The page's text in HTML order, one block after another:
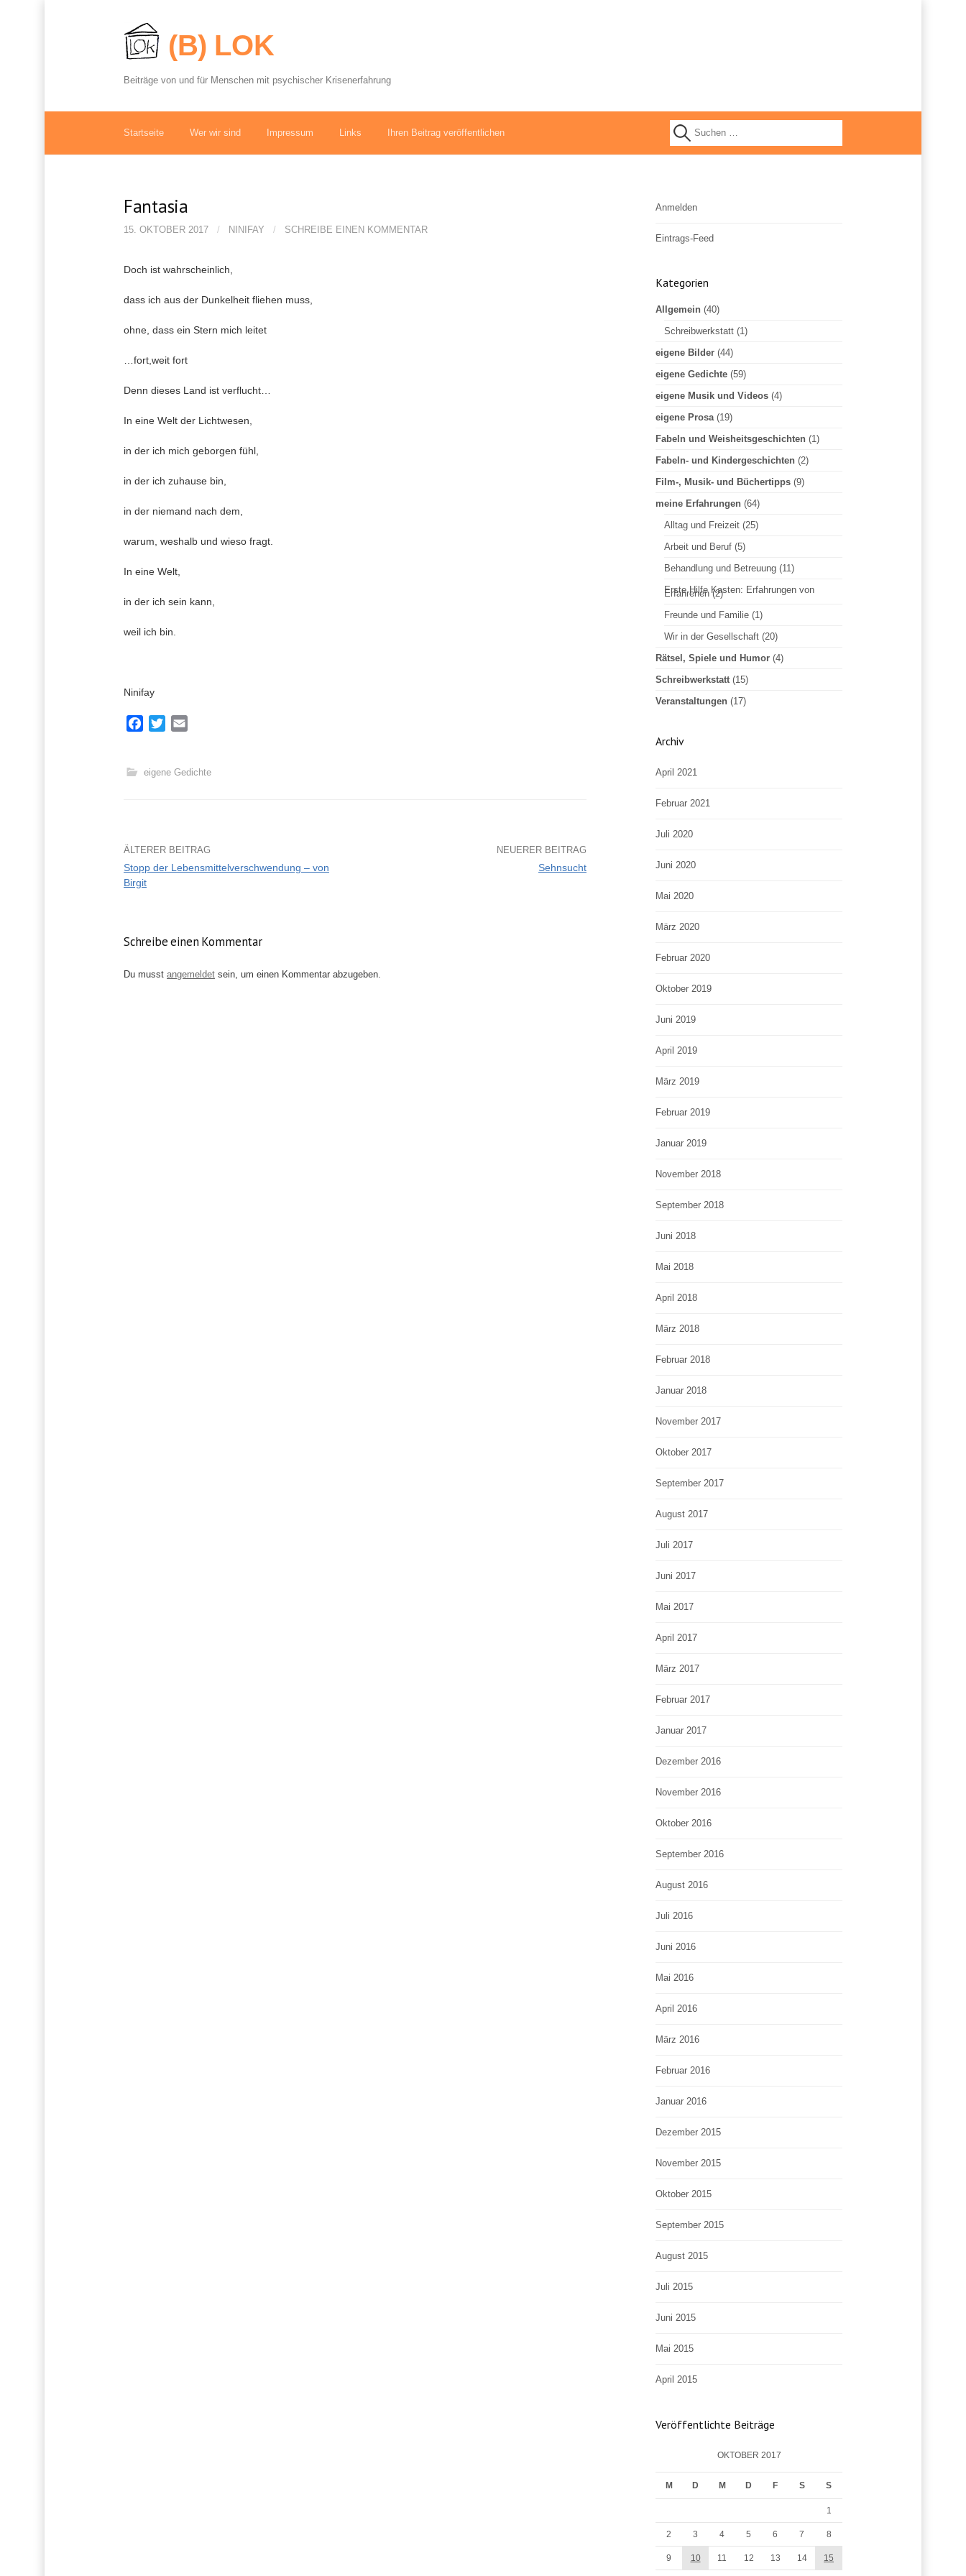
z
I
(B) LOK
Beiträge von und für Menschen mit psychischer Krisenerfahrung
Startseite Wer wir sind Impressum Links Ihren Beitrag veröffentlichen S
e
n
n
a
c
h
:
Fantasia
15. OKTOBER 2017 / NINIFAY / SCHREIBE EINEN KOMMENTAR
Doch ist wahrscheinlich,
dass ich aus der Dunkelheit fliehen muss,
ohne, dass ein Stern mich leitet
…fort,weit fort
Denn dieses Land ist verflucht…
In eine Welt der Lichtwesen,
in der ich mich geborgen fühl,
in der ich zuhause bin,
in der niemand nach dem,
warum, weshalb und wieso fragt.
In eine Welt,
in der ich sein kann,
weil ich bin.
Ninifay
e
t
i
eigene Gedichte
B
i
t
ÄLTERER BEITRAG
Stopp der Lebensmittelverschwendung – von
Birgit
NEUERER BEITRAG
Sehnsucht
Schreibe einen Kommentar
Du musst angemeldet sein, um einen Kommentar abzugeben.
Anmelden
Eintrags-Feed
Kategorien
Allgemein (40)
Schreibwerkstatt (1)
eigene Bilder (44)
eigene Gedichte (59)
eigene Musik und Videos (4)
eigene Prosa(19)
Fabeln und Weisheitsgeschichten (1)
Fabeln- und Kindergeschichten (2)
Film-, Musik- und Büchertipps (9)
meine Erfahrungen (64)
Alltag und Freizeit (25)
Arbeit und Beruf (5)
Behandlung und Betreuung (11)
Erste Hilfe Kasten: Erfahrungen von
Erfahrenen (2)
Freunde und Familie (1)
Wir in der Gesellschaft (20)
Rätsel, Spiele und Humor (4)
Schreibwerkstatt (15)
Veranstaltungen (17)
Archiv
April 2021
Februar 2021
Juli 2020
Juni 2020
Mai 2020
März 2020
Februar 2020
Oktober 2019
Juni 2019
April 2019
März 2019
Februar 2019
Januar 2019
November 2018
September 2018
Juni 2018
Mai 2018
April 2018
März 2018
Februar 2018
Januar 2018
November 2017
Oktober 2017
September 2017
August 2017
Juli 2017
Juni 2017
Mai 2017
April 2017
März 2017
Februar 2017
Januar 2017
Dezember 2016
November 2016
Oktober 2016
September 2016
August 2016
Juli 2016
Juni 2016
Mai 2016
April 2016
März 2016
Februar 2016
Januar 2016
Dezember 2015
November 2015
Oktober 2015
September 2015
August 2015
Juli 2015
Juni 2015
Mai 2015
April 2015
Veröffentlichte Beiträge
OKTOBER 2017
M D M D F S S
1
2 3 4 5 6 7 8
9 10 11 12 13 14 15